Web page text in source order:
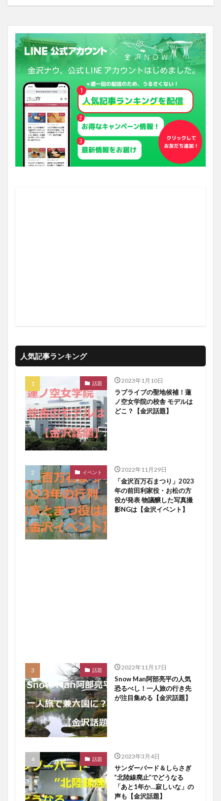
人気記事ランキング
話題 2023年1月10日
ラブライブの聖地候補！蓮
ノ空女学院の校舎 モデルは
どこ？【金沢話題】
イベント 2022年11月29日
「金沢百万石まつり」2023
年の前田利家役・お松の方
役が発表 物議醸した写真撮
影NGは【金沢イベント】
話題 2022年11月17日
Snow Man阿部亮平の人気
恐るべし！一人旅の行き先
が注目集める【金沢話題】
話題 2023年3月4日
サンダーバード＆しらさぎ
”北陸線廃止”でどうなる
「あと1年か…寂しいな」の
声も【金沢話題】